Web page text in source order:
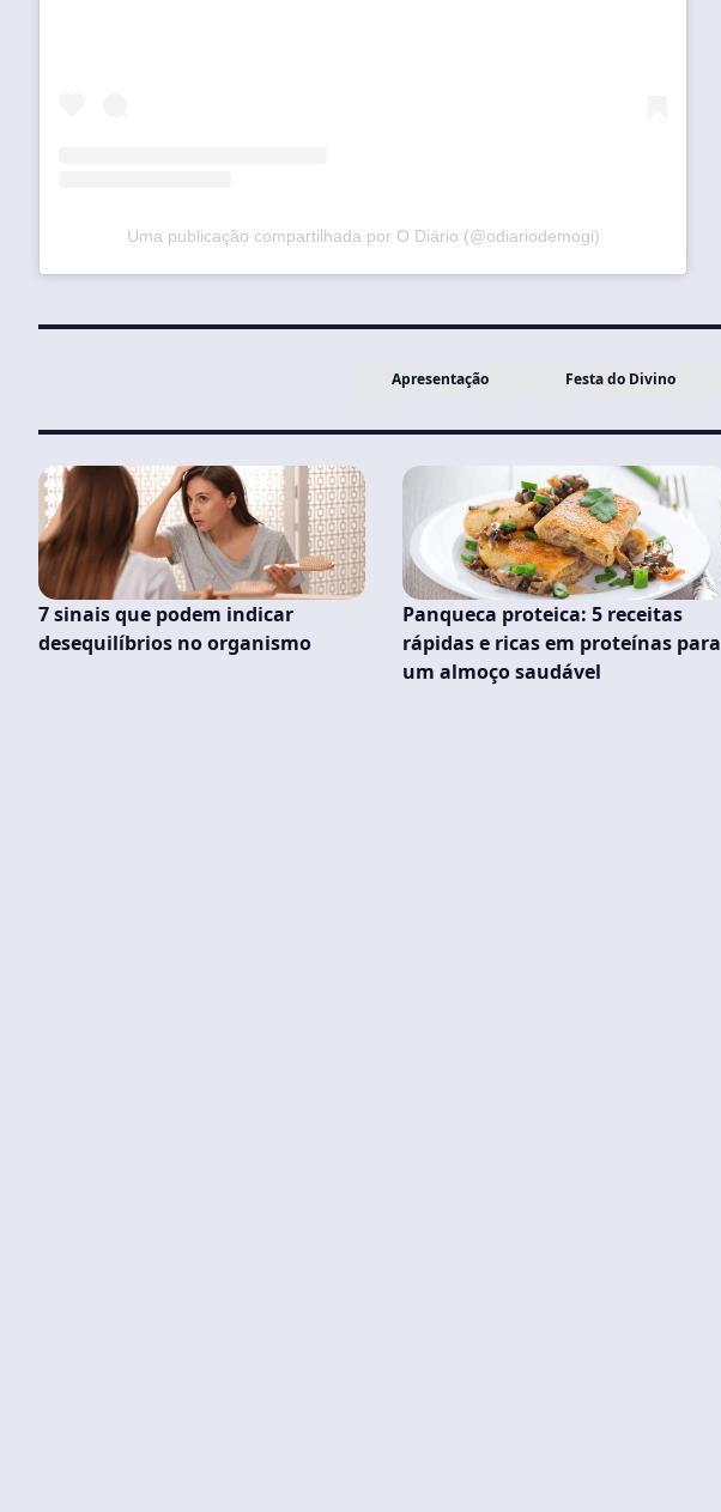
Uma publicação compartilhada por O Diário (@odiariodemogi)
Apresentação Festa do Divino
7 sinais que podem indicar
desequilíbrios no organismo
Panqueca proteica: 5 receitas
rápidas e ricas em proteínas para
um almoço saudável